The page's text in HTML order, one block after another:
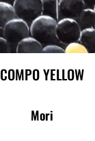
COMPO YELLOW
Mori